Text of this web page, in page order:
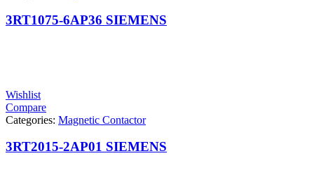
3RT1075-6AP36 SIEMENS
Wishlist
Compare
Categories: Magnetic Contactor
3RT2015-2AP01 SIEMENS